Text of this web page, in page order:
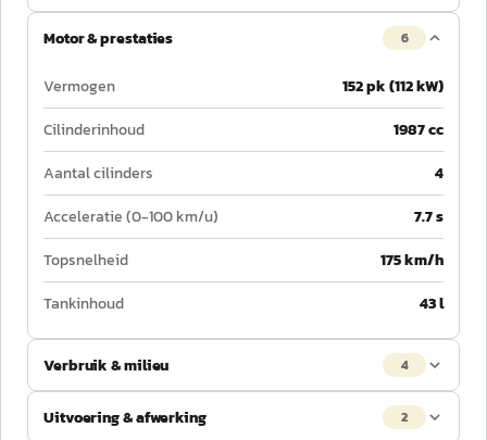
Motor & prestaties 6
Vermogen
152 pk (112 kW)
Cilinderinhoud
1987 cc
Aantal cilinders
4
Acceleratie (0-100 km/u)
7.7 s
Topsnelheid
175 km/h
Tankinhoud
43 l
Verbruik & milieu 4
Uitvoering & afwerking 2